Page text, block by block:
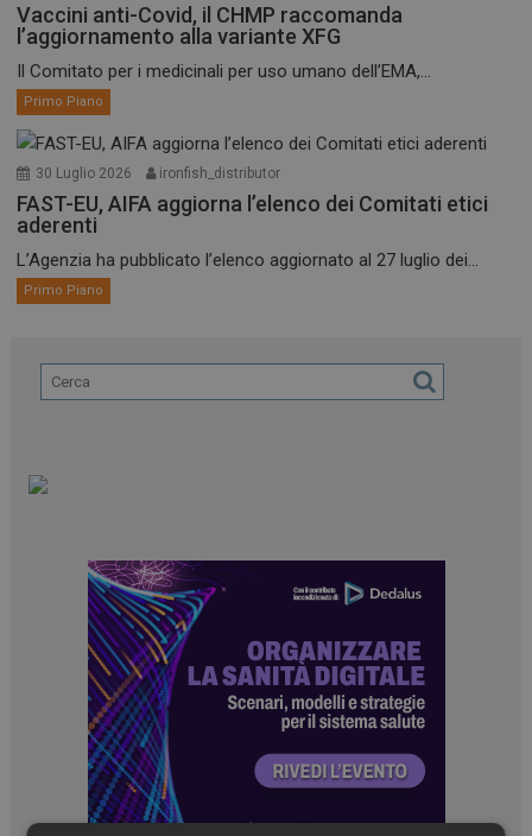
Vaccini anti-Covid, il CHMP raccomanda
l’aggiornamento alla variante XFG
Il Comitato per i medicinali per uso umano dell’EMA,...
Primo Piano
30 Luglio 2026 ironfish_distributor
FAST-EU, AIFA aggiorna l’elenco dei Comitati etici
aderenti
L’Agenzia ha pubblicato l’elenco aggiornato al 27 luglio dei...
Primo Piano